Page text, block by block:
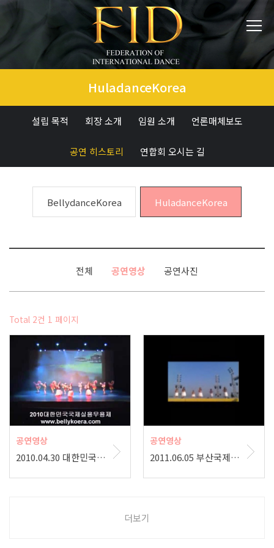
HuladanceKorea
설립 목적 회장 소개 임원 소개 언론매체보도
공연 히스토리 연합회 오시는 길
BellydanceKorea HuladanceKorea
전체 공연영상 공연사진
Total 2건 1 페이지
공연영상
2010.04.30 대한민국 국제 실용무용제
공연영상
2011.06.05 부산국제무용제 & 모래축제 공연
더보기